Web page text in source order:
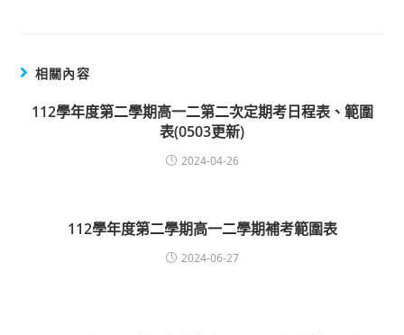
相關內容
112學年度第二學期高一二第二次定期考日程表、範圍
表(0503更新)
2024-04-26
112學年度第二學期高一二學期補考範圍表
2024-06-27